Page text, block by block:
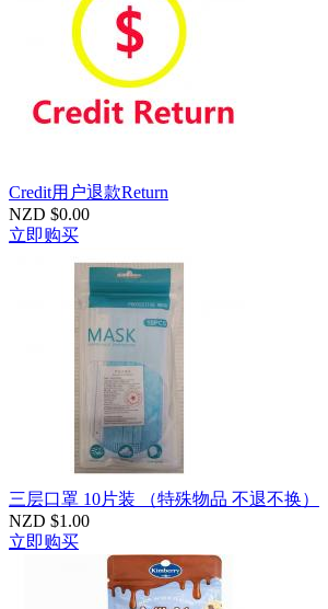
Credit用户退款Return
NZD $0.00
立即购买
三层口罩 10片装 （特殊物品 不退不换）
NZD $1.00
立即购买